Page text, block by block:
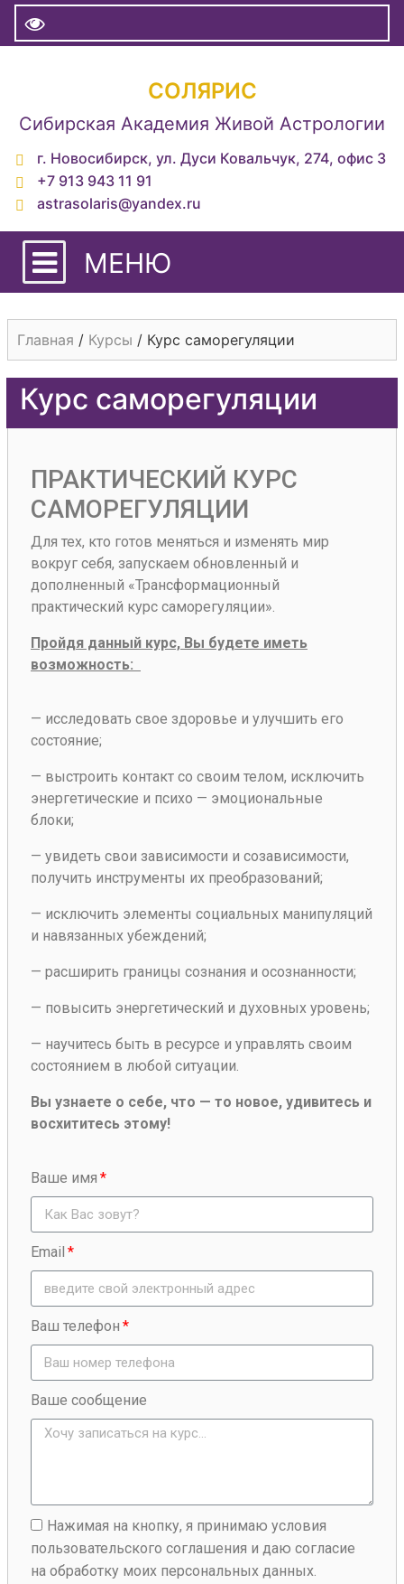
СОЛЯРИС
Сибирская Академия Живой Астрологии
г. Новосибирск, ул. Дуси Ковальчук, 274, офис 3
+7 913 943 11 91
astrasolaris@yandex.ru
МЕНЮ
Главная / Курсы / Курс саморегуляции
Курс саморегуляции
ПРАКТИЧЕСКИЙ КУРС
САМОРЕГУЛЯЦИИ
Для тех, кто готов меняться и изменять мир
вокруг себя, запускаем обновленный и
дополненный «Трансформационный
практический курс саморегуляции».
Пройдя данный курс, Вы будете иметь
возможность:
— исследовать свое здоровье и улучшить его
состояние;
— выстроить контакт со своим телом, исключить
энергетические и психо — эмоциональные
блоки;
— увидеть свои зависимости и созависимости,
получить инструменты их преобразований;
— исключить элементы социальных манипуляций
и навязанных убеждений;
— расширить границы сознания и осознанности;
— повысить энергетический и духовных уровень;
— научитесь быть в ресурсе и управлять своим
состоянием в любой ситуации.
Вы узнаете о себе, что — то новое, удивитесь и
восхититесь этому!
Ваше имя
Email
Ваш телефон
Ваше сообщение
Нажимая на кнопку, я принимаю условия
пользовательского соглашения и даю согласие
на обработку моих персональных данных.